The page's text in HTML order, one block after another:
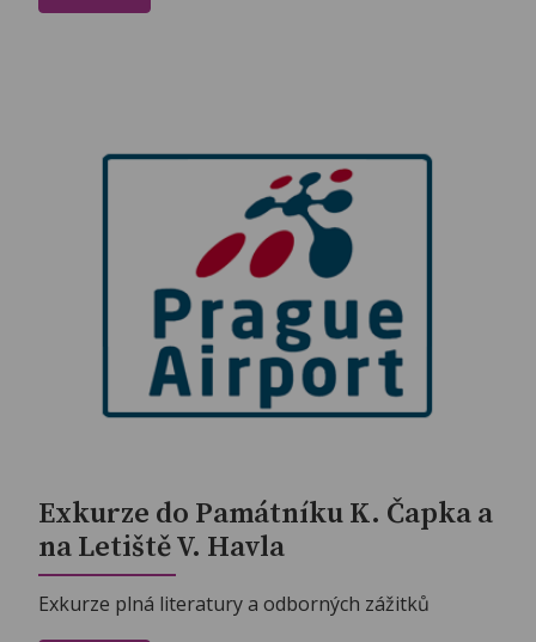
Exkurze do Památníku K. Čapka a
na Letiště V. Havla
Exkurze plná literatury a odborných zážitků